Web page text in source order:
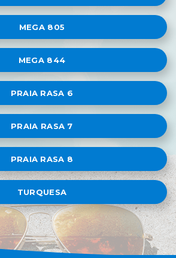
MEGA 805
MEGA 844
PRAIA RASA 6
PRAIA RASA 7
PRAIA RASA 8
TURQUESA